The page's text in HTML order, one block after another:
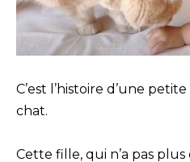
C’est l’histoire d’une
chat.
Cette fille, qui n’a pas